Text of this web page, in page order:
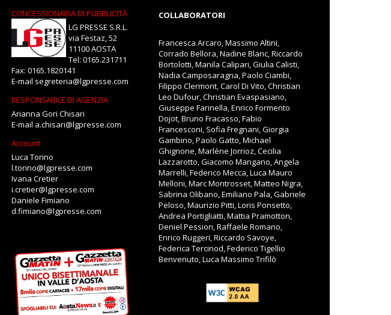
CONCESSIONARIA DI PUBBLICITÀ
LG PRESSE S.R.L.
via Festaz, 52
11100 AOSTA
Tel: 0165.231711
Fax: 0165.1820141
E-mail segreteria@lgpresse.com
RESPONSABILE DI AGENZIA
Arianna Gori Chisari
E-mail a.chisari@lgpresse.com
Account
Luca Torino
l.torino@lgpresse.com
Ivana Cretier
i.cretier@lgpresse.com
Daniele Fimiano
d.fimiano@lgpresse.com
COLLABORATORI
Francesca Arcaro, Massimo Altini,
Corrado Bellora, Nadine Blanc, Riccardo
Bortolotti, Manila Calipari, Giulia Calisti,
Nadia Camposaragna, Paolo Ciambi,
Filippo Clermont, Carol Di Vito, Christian
Leo Dufour, Christian Evaspasiano,
Giuseppe Farinella, Enrico Formento
Dojot, Bruno Fracasso, Fabio
Francesconi, Sofia Fregnani, Giorgia
Gambino, Paolo Gatto, Michael
Ghignone, Marlène Jorrioz, Cecilia
Lazzarotto, Giacomo Mangano, Angela
Marrelli, Federico Mecca, Luca Mauro
Melloni, Marc Montrosset, Matteo Nigra,
Sabrina Olibano, Emiliano Pala, Gabriele
Peloso, Maurizio Pitti, Loris Ponsetto,
Andrea Portigliatti, Mattia Pramotton,
Deniel Pession, Raffaele Romano,
Enrico Ruggeri, Riccardo Savoye,
Federica Tercinod, Federico Tigellio
Benvenuto, Luca Massimo Trifilò